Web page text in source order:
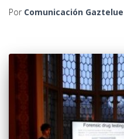
Por Comunicación